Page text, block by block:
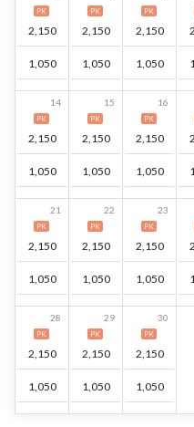
PK
2,150
1,050
PK
2,150
1,050
PK
2,150
1,050
14
PK
2,150
1,050
15
PK
2,150
1,050
16
PK
2,150
1,050
21
PK
2,150
1,050
22
PK
2,150
1,050
23
PK
2,150
1,050
28
PK
2,150
1,050
29
PK
2,150
1,050
30
PK
2,150
1,050